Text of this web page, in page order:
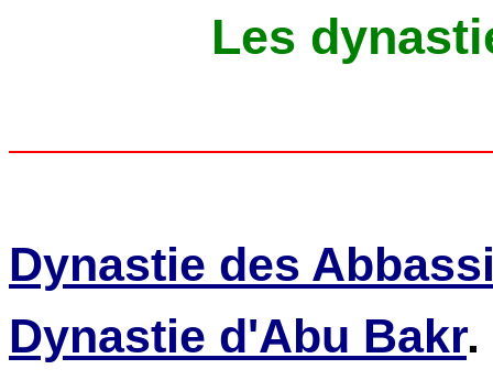
Les
Dynastie des
Dynastie d'Abu Bakr.